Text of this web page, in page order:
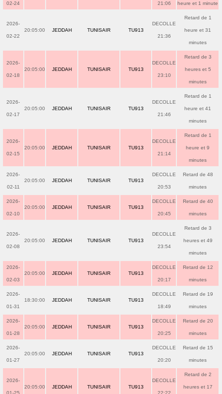
02-24 21:06 heure et 1 minute
2026-
02-22
20:05:00 JEDDAH TUNISAIR TU913
DECOLLE
21:36
Retard de 1
heure et 31
minutes
2026-
02-18
20:05:00 JEDDAH TUNISAIR TU913
DECOLLE
23:10
Retard de 3
heures et 5
minutes
2026-
02-17
20:05:00 JEDDAH TUNISAIR TU913
DECOLLE
21:46
Retard de 1
heure et 41
minutes
2026-
02-15
20:05:00 JEDDAH TUNISAIR TU913
DECOLLE
21:14
Retard de 1
heure et 9
minutes
2026-
02-11
20:05:00 JEDDAH TUNISAIR TU913
DECOLLE
20:53
Retard de 48
minutes
2026-
02-10
20:05:00 JEDDAH TUNISAIR TU913
DECOLLE
20:45
Retard de 40
minutes
2026-
02-08
20:05:00 JEDDAH TUNISAIR TU913
DECOLLE
23:54
Retard de 3
heures et 49
minutes
2026-
02-03
20:05:00 JEDDAH TUNISAIR TU913
DECOLLE
20:17
Retard de 12
minutes
2026-
01-31
18:30:00 JEDDAH TUNISAIR TU913
DECOLLE
18:49
Retard de 19
minutes
2026-
01-28
20:05:00 JEDDAH TUNISAIR TU913
DECOLLE
20:25
Retard de 20
minutes
2026-
01-27
20:05:00 JEDDAH TUNISAIR TU913
DECOLLE
20:20
Retard de 15
minutes
2026-
01-25
20:05:00 JEDDAH TUNISAIR TU913
DECOLLE
22:22
Retard de 2
heures et 17